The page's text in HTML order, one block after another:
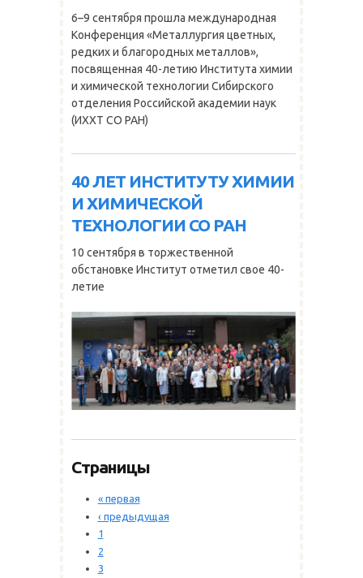
6–9 сентября прошла международная
Конференция «Металлургия цветных,
редких и благородных металлов»,
посвященная 40-летию Института химии
и химической технологии Сибирского
отделения Российской академии наук
(ИХХТ СО РАН)
40 ЛЕТ ИНСТИТУТУ ХИМИИ
И ХИМИЧЕСКОЙ
ТЕХНОЛОГИИ СО РАН
10 сентября в торжественной
обстановке Институт отметил свое 40-
летие
Страницы
« первая
‹ предыдущая
1
2
3